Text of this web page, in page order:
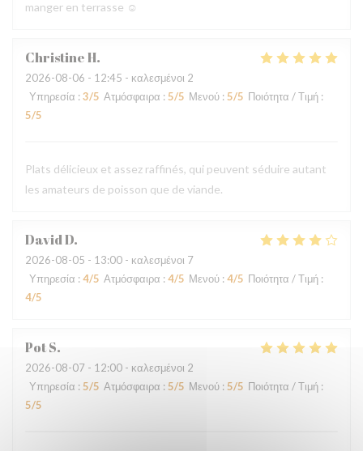
manger en terrasse ☺️
ChristineH
2026-08-06 - 12:45 - καλεσμένοι 2
Υπηρεσία : 3/5 Ατμόσφαιρα : 5/5 Μενού : 5/5 Ποιότητα / Τιμή :
5/5
Plats délicieux et assez raffinés, qui peuvent séduire autant
les amateurs de poisson que de viande.
DavidD
2026-08-05 - 13:00 - καλεσμένοι 7
Υπηρεσία : 4/5 Ατμόσφαιρα : 4/5 Μενού : 4/5 Ποιότητα / Τιμή :
4/5
PotS
2026-08-07 - 12:00 - καλεσμένοι 2
Υπηρεσία : 5/5 Ατμόσφαιρα : 5/5 Μενού : 5/5 Ποιότητα / Τιμή :
5/5